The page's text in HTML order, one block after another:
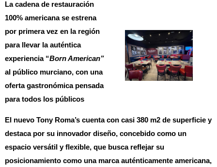
La cadena de restauración
100% americana se estrena
por primera vez en la región
para llevar la auténtica
experiencia “Born American”
al público murciano, con una
oferta gastronómica pensada
para todos los públicos
El nuevo Tony Roma’s cuenta con casi 380 m2 de superficie y
destaca por su innovador diseño, concebido como un
espacio versátil y flexible, que busca reflejar su
posicionamiento como una marca auténticamente americana,